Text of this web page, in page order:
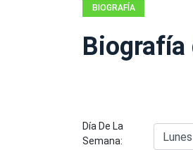
BIOGRAFÍA
Biografía
Día De La
Semana: